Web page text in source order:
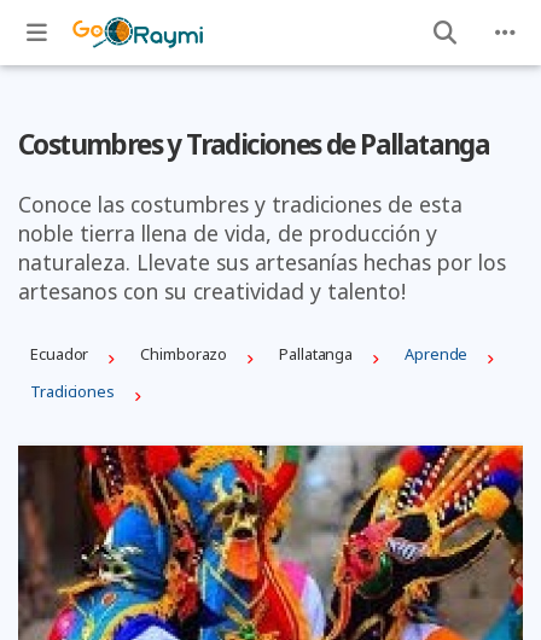
Costumbres y Tradiciones de Pallatanga
Conoce las costumbres y tradiciones de esta
noble tierra llena de vida, de producción y
naturaleza. Llevate sus artesanías hechas por los
artesanos con su creatividad y talento!
Ecuador Chimborazo Pallatanga
Aprende
Tradiciones
Previous